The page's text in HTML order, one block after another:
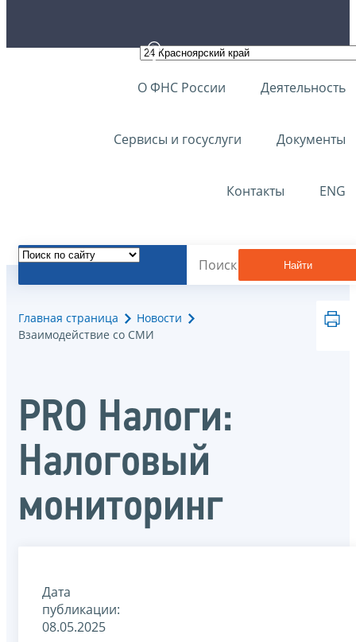
О ФНС России Деятельность
Сервисы и госуслуги Документы
Контакты ENG
Найти
Главная страница
Новости
Взаимодействие со СМИ
PRO Налоги:
Налоговый
мониторинг
Дата
публикации:
08.05.2025